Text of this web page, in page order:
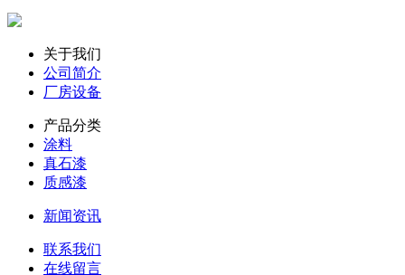
关于我们
公司简介
厂房设备
产品分类
涂料
真石漆
质感漆
新闻资讯
联系我们
在线留言